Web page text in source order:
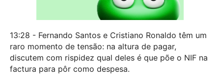
13:28 - Fernando Santos e Cristiano Ronaldo têm um
raro momento de tensão: na altura de pagar,
discutem com rispidez qual deles é que põe o NIF na
factura para pôr como despesa.